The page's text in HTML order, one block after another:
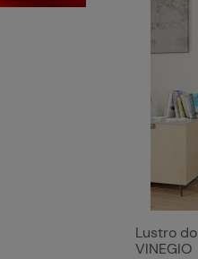
Lustro
VINEGIO